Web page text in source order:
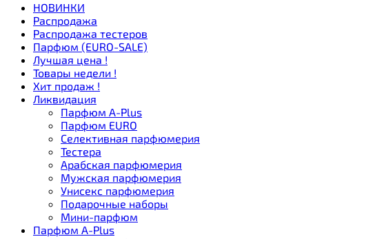
НОВИНКИ
Распродажа
Распродажа тестеров
Парфюм (EURO-SALE)
Лучшая цена !
Товары недели !
Хит продаж !
Ликвидация
Парфюм A-Plus
Парфюм EURO
Селективная парфюмерия
Тестера
Арабская парфюмерия
Мужская парфюмерия
Унисекс парфюмерия
Подарочные наборы
Мини-парфюм
Парфюм A-Plus